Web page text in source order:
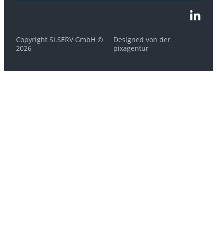
Copyright SI.SERV GmbH ©
2026
Designed von der
pixagentur